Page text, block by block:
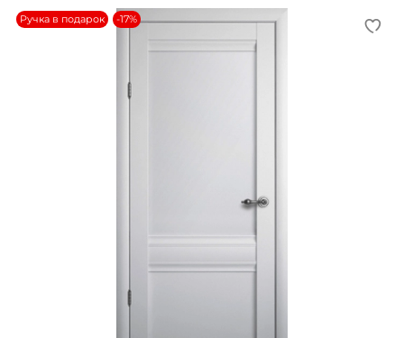
Ручка в подарок -17%